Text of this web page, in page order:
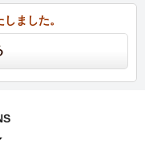
ました。